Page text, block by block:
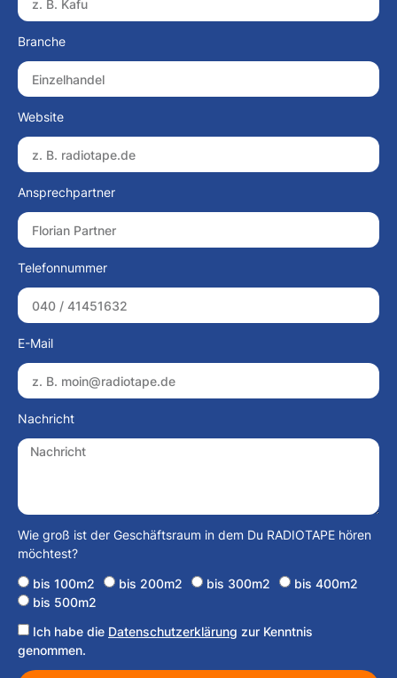
Branche
Website
Ansprechpartner
Telefonnummer
E-Mail
Nachricht
Wie groß ist der Geschäftsraum in dem Du RADIOTAPE hören
möchtest?
bis 100m2 bis 200m2 bis 300m2
bis 400m2
bis 500m2
Ich habe die Datenschutzerklärung zur Kenntnis
genommen.